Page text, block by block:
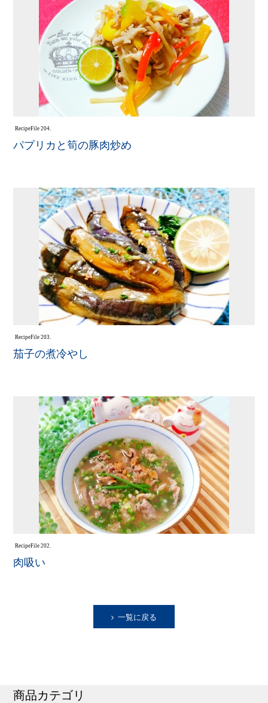
RecipeFile 204.
パプリカと筍の豚肉炒め
RecipeFile 203.
茄子の煮冷やし
RecipeFile 202.
肉吸い
一覧に戻る
商品カテゴリ